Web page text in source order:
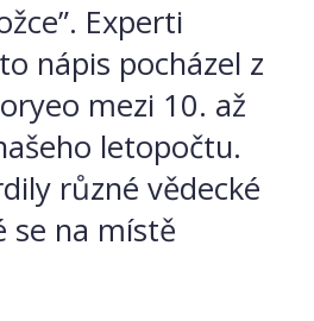
Experti
nápis pocházel z
mezi 10. až
letopočtu.
různé vědecké
se na místě